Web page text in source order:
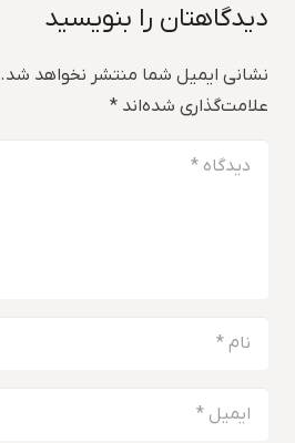
دیدگاهتان را بنویسید
نشانی ایمیل شما منتشر نخواهد شد.
علامت‌گذاری شده‌اند *